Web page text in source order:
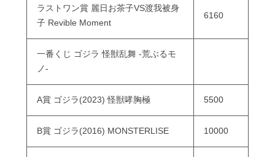
ラストワン賞 麗日お茶子VS渡我被身
子 Revible Moment
6160
一番くじ ゴジラ 怪獣乱舞 -荒ぶるモ
ノ-
A賞 ゴジラ(2023) 怪獣哮胸極 5500
B賞 ゴジラ(2016) MONSTERLISE 10000